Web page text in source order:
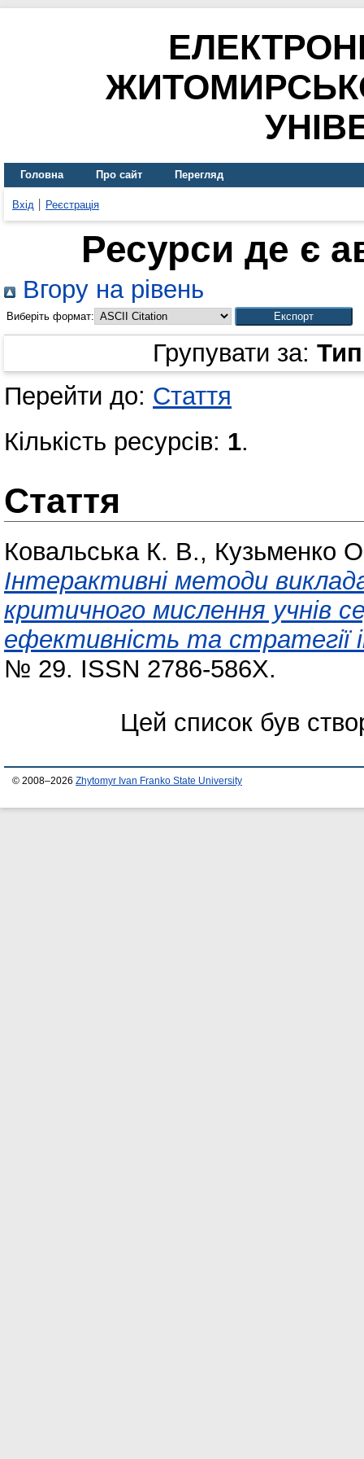
Головна Про сайт Перегляд
Вхід Реєстрація
Ресурси де є
Вгору на рівень
Виберіть формат:
Групувати за:
Перейти до: Стаття
Кількість ресурсів: 1.
Стаття
Ковальська К. В., Кузьменко
Інтерактивні методи
критичного мислення учнів
ефективність та стратегії
№ 29. ISSN 2786-586X.
Цей список був
© 2008–2026 Zhytomyr Ivan Franko State University